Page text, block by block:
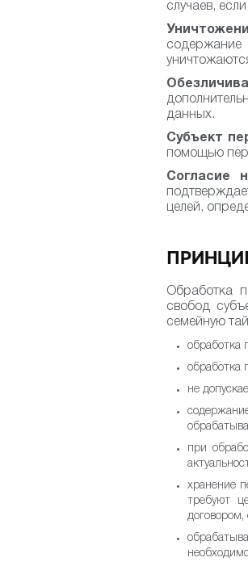
случаев,
содержание
данных.
Субъект
помощью
Согласие
целей,
Обработка
свобод
семейную
обработка
обработка
не
при
хранение
требуют
договором,